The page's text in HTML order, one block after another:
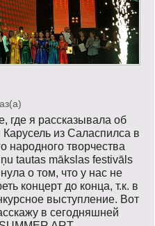
где я рассказывала об
из Саласпилса в
народного творчества
tautas mākslas festivāls
о том, что у нас не
концерт до конца, т.к. в
выступление. Вот
в сегодняшней